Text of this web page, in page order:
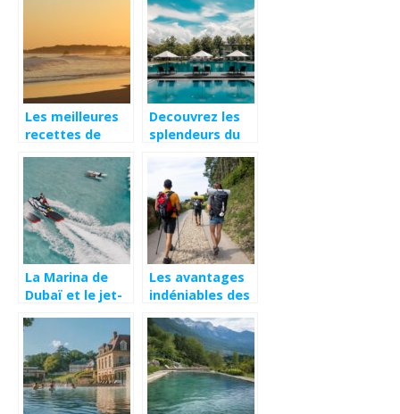
Vendée ?
races
existantes
Les meilleures
recettes de
poisson frais a
deguster sur la
plage
Decouvrez les
splendeurs du
melange
d’activites
nautiques et de
panoramas
feeriques
La Marina de
Dubaï et le jet-
aventure
inédite
Les avantages
indéniables des
organisées sur
mesure